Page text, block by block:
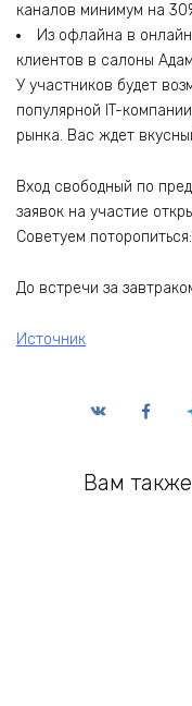
каналов минимум на
Из офлайна в
клиентов в салоны
У участников будет
популярной IT-
рынка. Вас ждет
Вход свободный по
заявок на участие
Советуем
До встречи за
Источник
Вам